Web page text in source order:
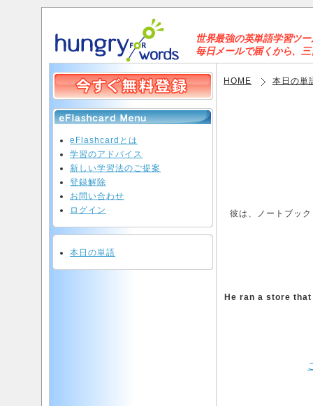
世界最強の英単語学習ツ
毎日メールで届くから、
HOME 本日の単
彼は、ノートブッ
He ran a store
eFlashcardとは
学習のアドバイス
新しい学習法のご提案
登録解除
お問い合わせ
ログイン
本日の単語